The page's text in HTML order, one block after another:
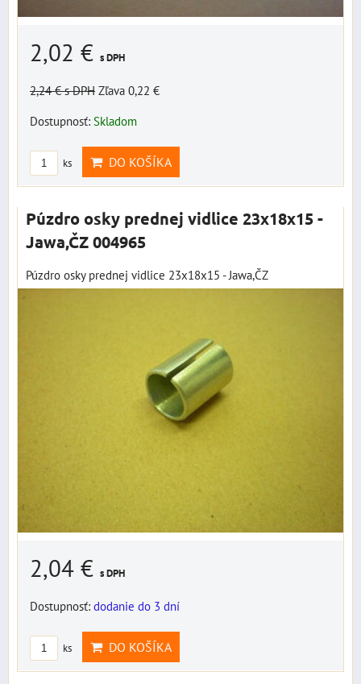
2,02 € s DPH
2,24 €s DPH Zľava 0,22 €
Dostupnosť: Skladom
ks DO KOŠÍKA
Púzdro osky prednej vidlice 23x18x15 -
Jawa,ČZ 004965
Púzdro osky prednej vidlice 23x18x15 - Jawa,ČZ
2,04 € s DPH
Dostupnosť: dodanie do 3 dní
ks DO KOŠÍKA